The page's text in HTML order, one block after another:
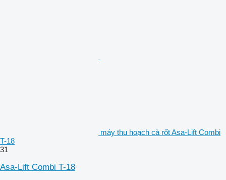
máy thu hoạch cà rốt Asa-Lift Combi
T-18
31
Asa-Lift Combi T-18